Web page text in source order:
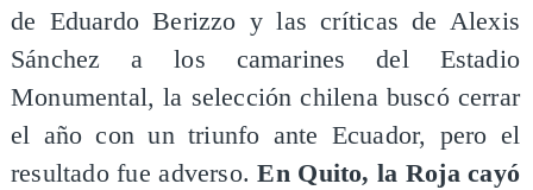
de Eduardo Berizzo y las críticas de Alexis
Sánchez a los camarines del Estadio
Monumental, la selección chilena buscó cerrar
el año con un triunfo ante Ecuador, pero el
resultado fue adverso.En Quito, la Roja cayó